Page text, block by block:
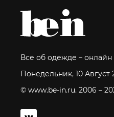
Все об одежде – онлайн
Понедельник, 10 Август
© www.be-in.ru. 2006 –